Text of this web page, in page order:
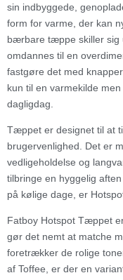
sin indbyggede,
form for varme, der kan
bærbare tæppe skiller sig
omdannes til en
fastgøre det med
kun til en varmekilde
dagligdag.
Tæppet er designet til at
brugervenlighed. Det er
vedligeholdelse og
tilbringe en hyggelig
på kølige dage, er
Fatboy Hotspot Tæppet
gør det nemt at matche
foretrækker de rolige
af Toffee, er der en